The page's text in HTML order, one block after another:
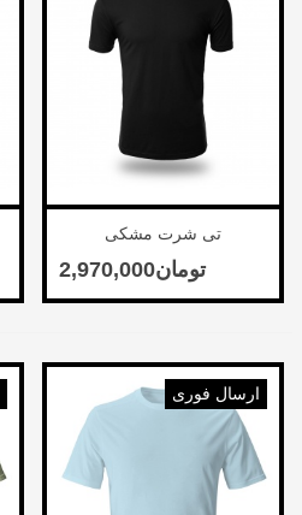
تی شرت مشکی
‎تومان2,970,000
ارسال فوری